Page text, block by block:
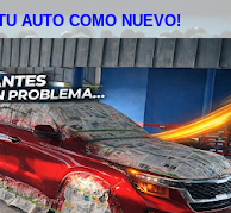
AUTO COMO NUEVO!